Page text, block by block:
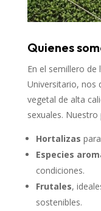
Quienes
En el semillero de
Universitario, nos
vegetal de alta
sexuales.
Hortalizas
Especies
condiciones.
Frutales,
sostenibles.